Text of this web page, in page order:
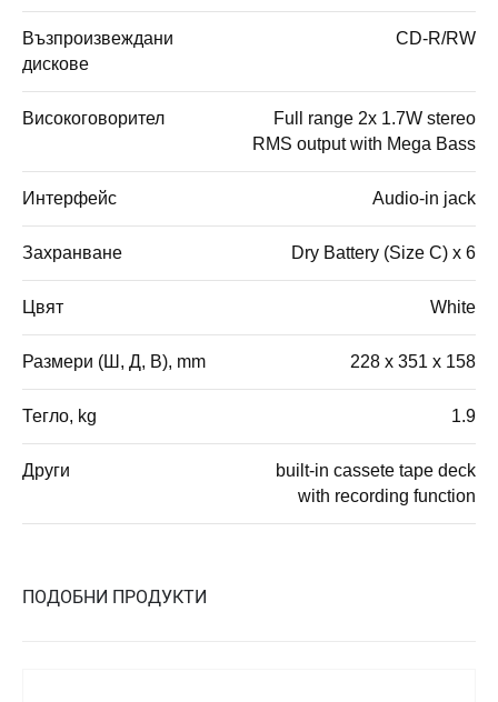
Възпроизвеждани
дискове
CD-R/RW
Високоговорител
Full range 2x 1.7W stereo
RMS output with Mega Bass
Интерфейс Audio-in jack
Захранване Dry Battery (Size C) x 6
Цвят White
Размери (Ш, Д, В), mm 228 x 351 x 158
Тегло, kg 1.9
Други
built-in cassete tape deck
with recording function
ПОДОБНИ ПРОДУКТИ